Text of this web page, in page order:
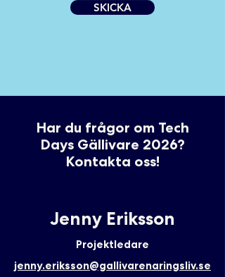
SKICKA
Har du frågor om Tech
Days Gällivare 2026?
Kontakta oss!
Jenny Eriksson
Projektledare
jenny.eriksson@gallivarenaringsliv.se